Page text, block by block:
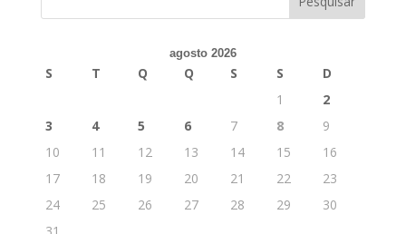
agosto 2026
S T Q Q S S
D
1
2
3
4 5 6 7 8
9
10
11 12 13 14 15
16
17
18 19 20 21 22
23
24
25 26 27 28 29
30